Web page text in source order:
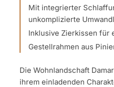
Mit integrierter
unkomplizierte
Inklusive Zierkissen für
Gestellrahmen aus
Die Wohnlandschaft
ihrem einladenden